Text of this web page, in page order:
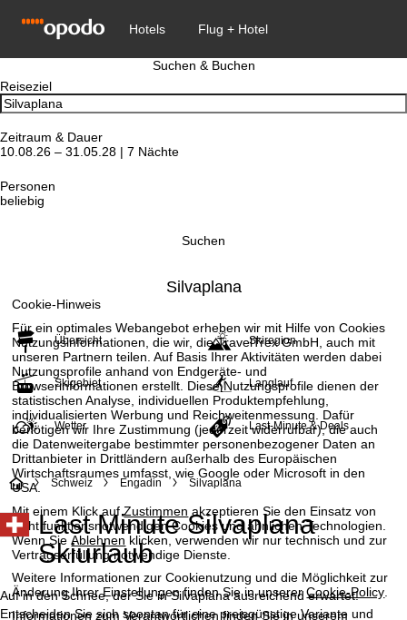
Cookie-Hinweis
Für ein optimales Webangebot erheben wir mit Hilfe von Cookies
Nutzungsinformationen, die wir, die TravelTrex GmbH, auch mit
unseren Partnern teilen. Auf Basis Ihrer Aktivitäten werden dabei
Nutzungsprofile anhand von Endgeräte- und
Browserinformationen erstellt. Diese Nutzungsprofile dienen der
statistischen Analyse, individuellen Produktempfehlung,
individualisierten Werbung und Reichweitenmessung. Dafür
benötigen wir Ihre Zustimmung (jederzeit widerrufbar), die auch
die Datenweitergabe bestimmter personenbezogener Daten an
Drittanbieter in Drittländern außerhalb des Europäischen
Wirtschaftsraumes umfasst, wie Google oder Microsoft in den
USA.
Mit einem Klick aufZustimmen akzeptieren Sie den Einsatz von
nicht funktionsnotwendigen Cookies und ähnlichen Technologien.
Wenn SieAblehnen klicken, verwenden wir nur technisch und zur
Vertragserfüllung notwendige Dienste.
Weitere Informationen zur Cookienutzung und die Möglichkeit zur
Änderung Ihrer Einstellungen finden Sie in unsererCookie-Policy
Informationen zum Verantwortlichen finden Sie in unserem
Suchen & Buchen
Reiseziel
Zeitraum & Dauer
10.08.26 – 31.05.28 | 7 Nächte
Personen
beliebig
Suchen
Silvaplana
Übersicht Skiregion
Skigebiet Langlauf
Wetter Last-Minute & Deals
S
t
a
r
Schweiz Engadin Silvaplana
Last Minute Silvaplana
Skiurlaub
Auf in den Schnee, der Sie in Silvaplana ausreichend erwartet!
Entscheiden Sie sich spontan für eine preisgünstige Variante und